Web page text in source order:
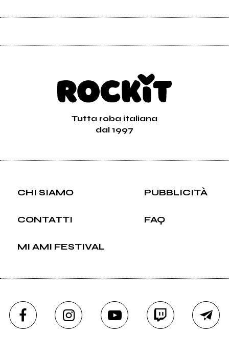
Tutta roba italiana
dal 1997
CHI SIAMO PUBBLICITÀ
CONTATTI FAQ
MI AMI FESTIVAL